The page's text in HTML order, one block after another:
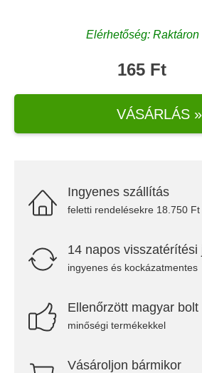
Elérhetőség: Raktáron
165 Ft
VÁSÁRLÁS »
Ingyenes szállítás
feletti rendelésekre 18.750 Ft
14 napos visszatérítési
ingyenes és kockázatmentes
Ellenőrzött magyar bolt
minőségi termékekkel
Vásároljon bármikor